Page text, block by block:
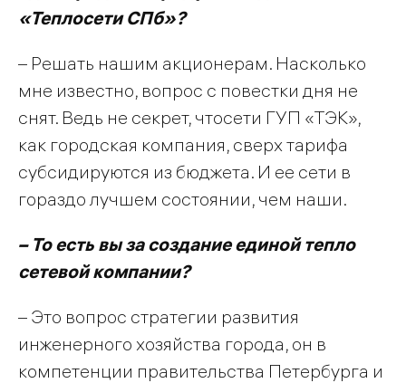
«Теплосети СПб»?
– Решать нашим акционерам. Насколько
мне известно, вопрос с повестки дня не
снят. Ведь не секрет, чтосети ГУП «ТЭК»,
как городская компания, сверх тарифа
субсидируются из бюджета. И ее сети в
гораздо лучшем состоянии, чем наши.
– То есть вы за создание единой тепло
сетевой компании?
– Это вопрос стратегии развития
инженерного хозяйства города, он в
компетенции правительства Петербурга и